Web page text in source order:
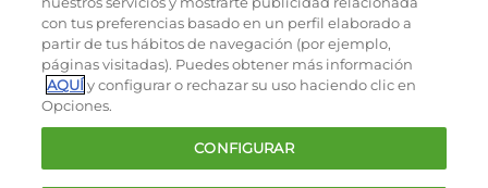
OCU © 2026
Cookies
con tus preferencias basado en un perfil elaborado a
partir de tus hábitos de navegación (por ejemplo,
páginas visitadas). Puedes obtener más información
AQUÍy configurar o rechazar su uso haciendo clic en
Opciones.
CONFIGURAR